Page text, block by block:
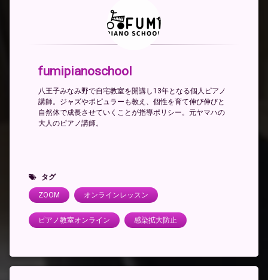
fumipianoschool
八王子みなみ野で自宅教室を開講し13年となる個人ピアノ
講師。ジャズやポピュラーも教え、個性を育て伸び伸びと
自然体で成長させていくことが指導ポリシー。元ヤマハの
大人のピアノ講師。
タグ
ZOOM オンラインレッスン
ピアノ教室オンライン 感染拡大防止